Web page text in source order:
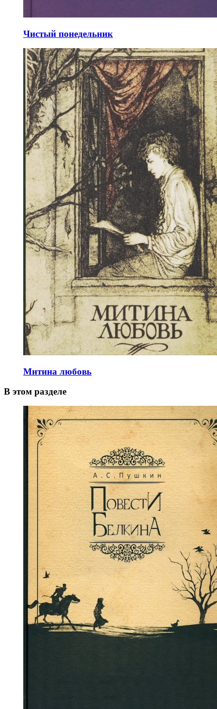
Чистый понедельник
Митина любовь
В этом разделе